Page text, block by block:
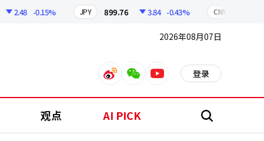
2.48 -0.15% JPY 899.76 3.84 -0.43% CNY
2026年08月07日
weiboweixinyoutube 登录
观点 AI PICK 搜